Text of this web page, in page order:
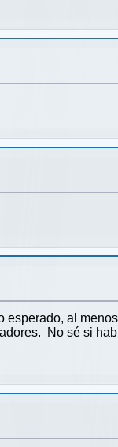
esperado, al
No sé si